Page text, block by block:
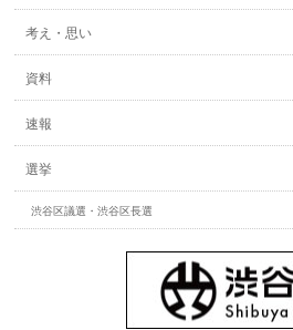
考え・思い
資料
速報
選挙
渋谷区議選・渋谷区長選